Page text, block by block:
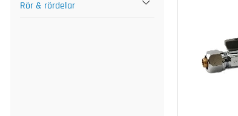
Rör & rördelar